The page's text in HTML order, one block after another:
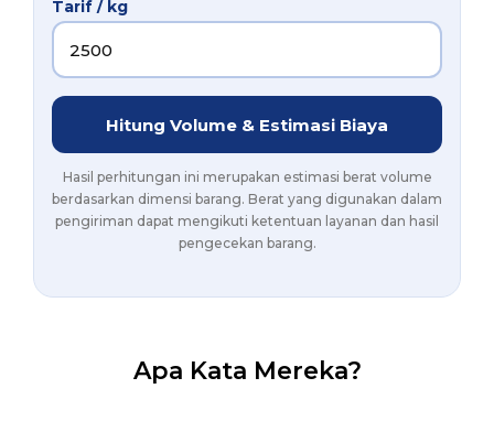
Tarif / kg
Hitung Volume & Estimasi Biaya
Hasil perhitungan ini merupakan estimasi berat volume
berdasarkan dimensi barang. Berat yang digunakan dalam
pengiriman dapat mengikuti ketentuan layanan dan hasil
pengecekan barang.
Apa Kata Mereka?